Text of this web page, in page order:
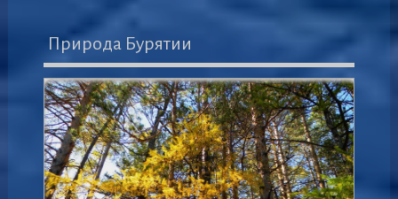
Природа Бурятии